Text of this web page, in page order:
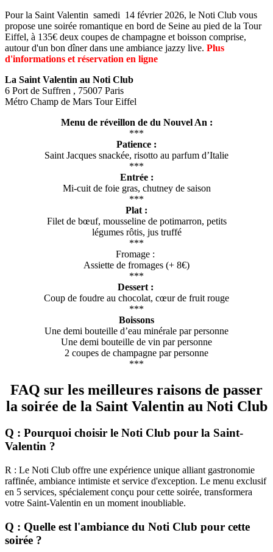
Pour la Saint Valentin samedi 14 février 2026, le Noti Club vous
propose une soirée romantique en bord de Seine au pied de la Tour
Eiffel, à 135€ deux coupes de champagne et boisson comprise,
autour d'un bon dîner dans une ambiance jazzy live. Plus
d'informations et réservation en ligne
La Saint Valentin au Noti Club
6 Port de Suffren , 75007 Paris
Métro Champ de Mars Tour Eiffel
Menu de réveillon de du Nouvel An :
***
Patience :
Saint Jacques snackée, risotto au parfum d’Italie
***
Entrée :
Mi-cuit de foie gras, chutney de saison
***
Plat :
Filet de bœuf, mousseline de potimarron, petits
légumes rôtis, jus truffé
***
Fromage :
Assiette de fromages (+ 8€)
***
Dessert :
Coup de foudre au chocolat, cœur de fruit rouge
***
Boissons
Une demi bouteille d’eau minérale par personne
Une demi bouteille de vin par personne
2 coupes de champagne par personne
***
FAQ sur les meilleures raisons de passer
la soirée de la Saint Valentin au Noti Club
Q : Pourquoi choisir le Noti Club pour la Saint-
Valentin ?
R : Le Noti Club offre une expérience unique alliant gastronomie
raffinée, ambiance intimiste et service d'exception. Le menu exclusif
en 5 services, spécialement conçu pour cette soirée, transformera
votre Saint-Valentin en un moment inoubliable.
Q : Quelle est l'ambiance du Noti Club pour cette
soirée ?